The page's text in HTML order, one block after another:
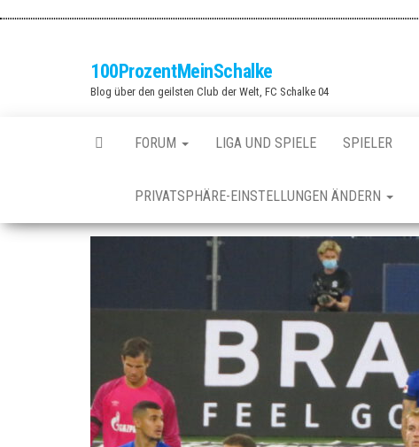
100ProzentMeinSchalke
Blog über den geilsten Club der Welt, FC Schalke 04
FORUM LIGA UND SPIELE SPIELER
PRIVATSPHÄRE-EINSTELLUNGEN ÄNDERN